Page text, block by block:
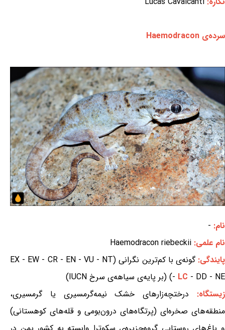
سرده‌ی Haemodracon
نام: -
نام علمی: Haemodracon riebeckii
پایندگی:
گونه‌ی با کم‌ترین نگرانی (EX - EW - CR - EN - VU - NT
- LC - DD - NE) (بر پایه‌ی سیاهه‌ی سرخ IUCN)
زیستگاه: درختچه‌زارهای خشک نیمه‌گرمسیری یا گرمسیری،
منطقه‌های صخره‌ای (پرتگاه‌های درون‌بومی و قله‌های کوهستانی)